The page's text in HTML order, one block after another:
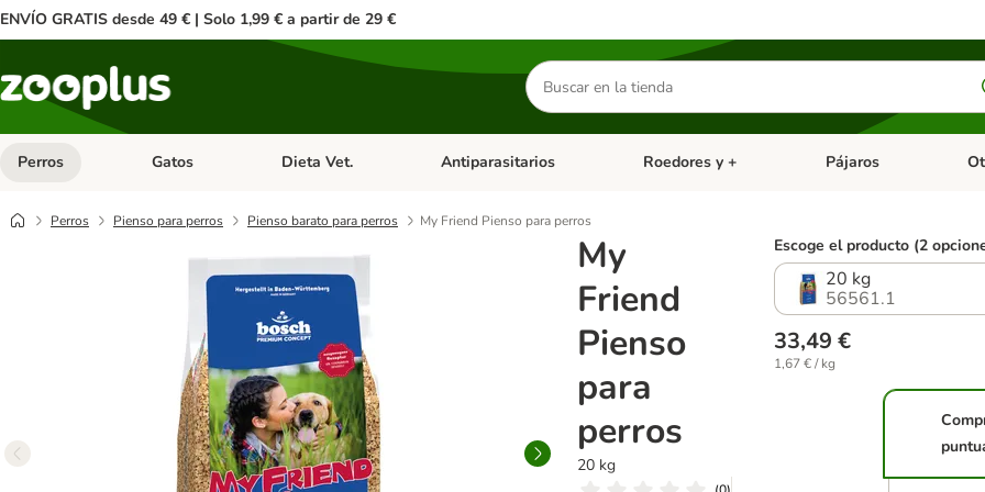
ENVÍO GRATIS desde 49 € | Solo 1,99 € a partir de 29 €
Buscar
productos
Perros Menú de categoria abierto: Perros
Gatos Menú de categoria abierto: Gatos
Dieta Vet. Menú de categoria abierto: Dieta Vet.
Antiparasitarios Menú de categoria abierto: Antiparasitarios
Roedores y + Menú de categoria
Pájaros
Perros Pienso para perros Pienso barato para perros My Friend Pienso para perros
My
Friend
Pienso
para
perros
20 kg
Escoge el producto (2
20 kg
56561.1
33,49 €
1,67 € / kg